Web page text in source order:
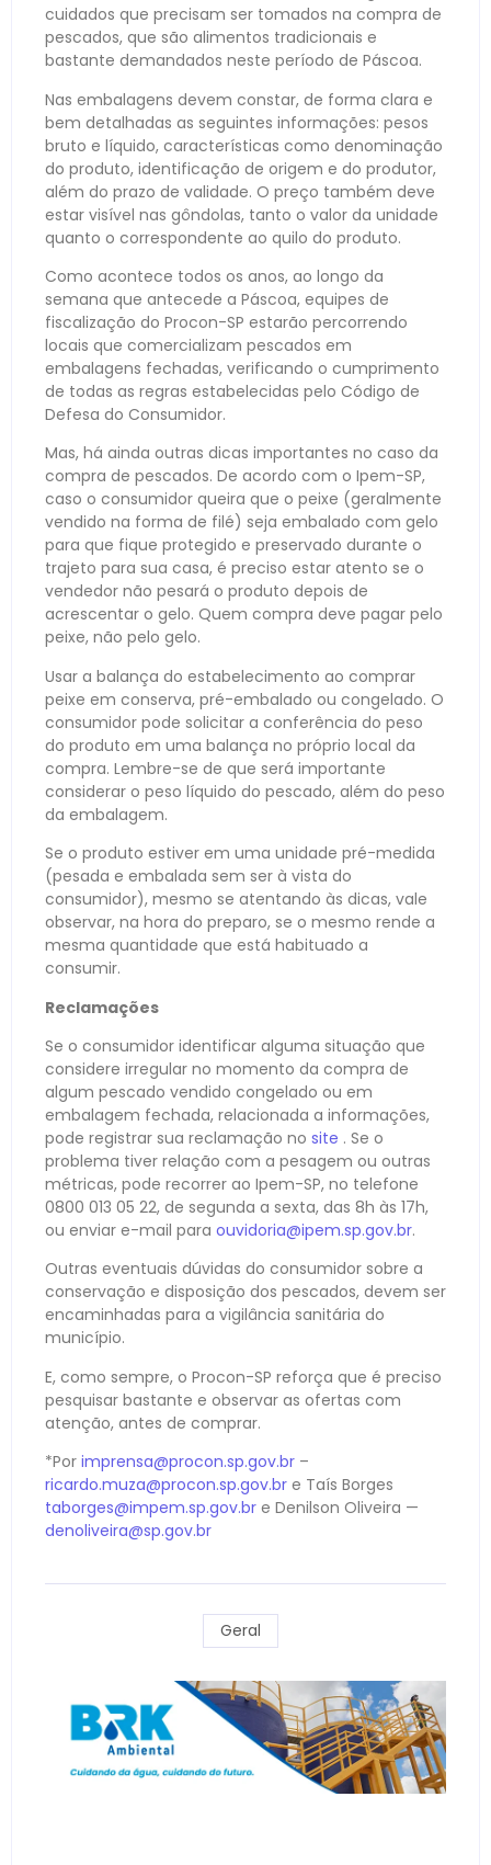
cuidados que precisam ser tomados na compra de
pescados, que são alimentos tradicionais e
bastante demandados neste período de Páscoa.
Nas embalagens devem constar, de forma clara e
bem detalhadas as seguintes informações: pesos
bruto e líquido, características como denominação
do produto, identificação de origem e do produtor,
além do prazo de validade. O preço também deve
estar visível nas gôndolas, tanto o valor da unidade
quanto o correspondente ao quilo do produto.
Como acontece todos os anos, ao longo da
semana que antecede a Páscoa, equipes de
fiscalização do Procon-SP estarão percorrendo
locais que comercializam pescados em
embalagens fechadas, verificando o cumprimento
de todas as regras estabelecidas pelo Código de
Defesa do Consumidor.
Mas, há ainda outras dicas importantes no caso da
compra de pescados. De acordo com o Ipem-SP,
caso o consumidor queira que o peixe (geralmente
vendido na forma de filé) seja embalado com gelo
para que fique protegido e preservado durante o
trajeto para sua casa, é preciso estar atento se o
vendedor não pesará o produto depois de
acrescentar o gelo. Quem compra deve pagar pelo
peixe, não pelo gelo.
Usar a balança do estabelecimento ao comprar
peixe em conserva, pré-embalado ou congelado. O
consumidor pode solicitar a conferência do peso
do produto em uma balança no próprio local da
compra. Lembre-se de que será importante
considerar o peso líquido do pescado, além do peso
da embalagem.
Se o produto estiver em uma unidade pré-medida
(pesada e embalada sem ser à vista do
consumidor), mesmo se atentando às dicas, vale
observar, na hora do preparo, se o mesmo rende a
mesma quantidade que está habituado a
consumir.
Reclamações
Se o consumidor identificar alguma situação que
considere irregular no momento da compra de
algum pescado vendido congelado ou em
embalagem fechada, relacionada a informações,
pode registrar sua reclamação no site . Se o
problema tiver relação com a pesagem ou outras
métricas, pode recorrer ao Ipem-SP, no telefone
0800 013 05 22, de segunda a sexta, das 8h às 17h,
ou enviar e-mail para ouvidoria@ipem.sp.gov.br.
Outras eventuais dúvidas do consumidor sobre a
conservação e disposição dos pescados, devem ser
encaminhadas para a vigilância sanitária do
município.
E, como sempre, o Procon-SP reforça que é preciso
pesquisar bastante e observar as ofertas com
atenção, antes de comprar.
*Por imprensa@procon.sp.gov.br –
ricardo.muza@procon.sp.gov.br e Taís Borges
taborges@impem.sp.gov.br e Denilson Oliveira —
denoliveira@sp.gov.br
Geral